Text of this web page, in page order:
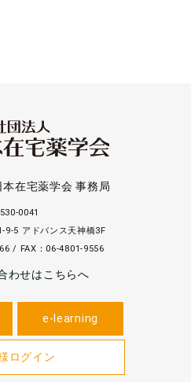
在宅薬学会 事務局
0041
9-5 アドバンス天神橋3F
/ FAX：06-4801-9556
わせはこちらへ
e-learning
ログイン